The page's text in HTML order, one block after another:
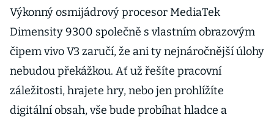
Výkonný osmijádrový procesor MediaTek
Dimensity 9300 společně s vlastním obrazovým
čipem vivo V3 zaručí, že ani ty nejnáročnější úlohy
nebudou překážkou. Ať už řešíte pracovní
záležitosti, hrajete hry, nebo jen prohlížíte
digitální obsah, vše bude probíhat hladce a